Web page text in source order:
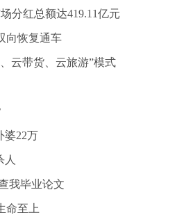
分红总额达419.11亿元
向恢复通车
云带货、云旅游”模式
婆22万
人
我毕业论文
命至上